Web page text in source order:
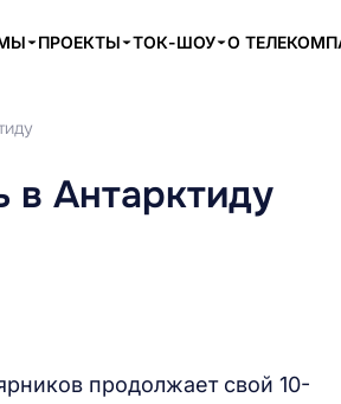
ПРОЕКТЫ ТОК-ШОУ О
в Антарктиду
продолжает свой 10-